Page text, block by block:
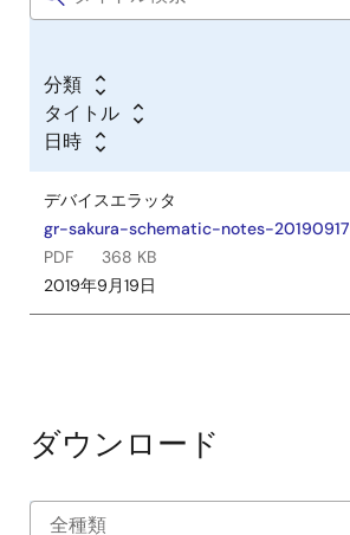
分類
タイトル
日時
デバイスエラッタ
gr-sakura-schematic-notes-20190917
PDF
368 KB
2019年9月19日
ダウンロード